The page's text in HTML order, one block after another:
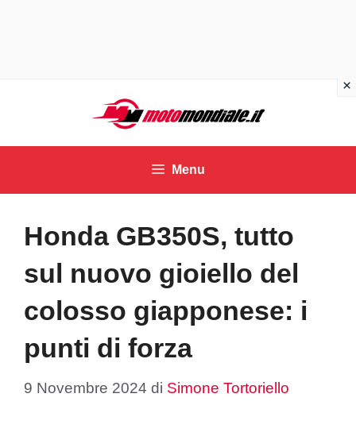
contenuto
Menu
Honda GB350S, tutto
sul nuovo gioiello del
colosso giapponese: i
punti di forza
9 Novembre 2024 di Simone Tortoriello